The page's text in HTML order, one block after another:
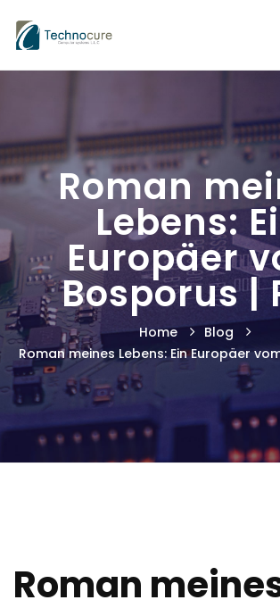
Roman
Lebens:
Europäer
Bosporus |
Home
Blog
Roman meines Lebens: Ein Europäer
Roman